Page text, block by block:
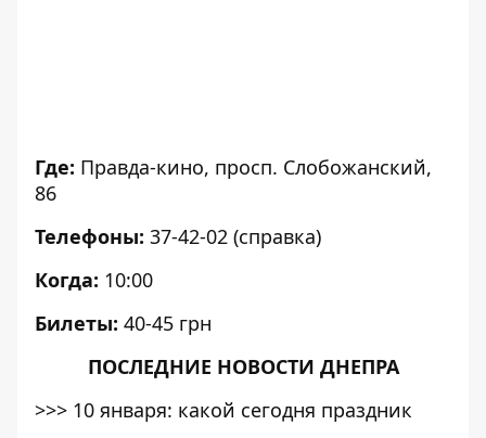
Где: Правда-кино, просп. Слобожанский,
86
Телефоны: 37-42-02 (справка)
Когда: 10:00
Билеты: 40-45 грн
ПОСЛЕДНИЕ НОВОСТИ ДНЕПРА
>>> 10 января: какой сегодня праздник